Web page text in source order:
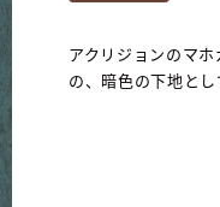
アクリジョンのマ
の、暗色の下地とし